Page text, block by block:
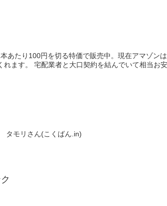
あたり100円を切る特価で販売中。現在アマゾンは
いて相当お安
なんつーみなぎる才能の無駄遣い。このリンク先のタモさん、すげぇ。 タモリさん(こくばん.in)